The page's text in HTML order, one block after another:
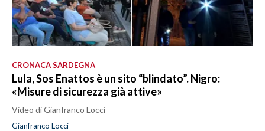
CRONACA SARDEGNA
Lula, Sos Enattos è un sito “blindato”. Nigro:
«Misure di sicurezza già attive»
Video di Gianfranco Locci
Gianfranco Locci